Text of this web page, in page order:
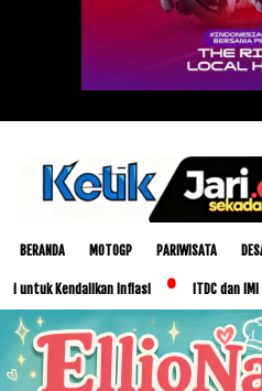
BERANDA MOTOGP PARIWISATA
Inflasi ITDC dan IMI Jalin Kerja